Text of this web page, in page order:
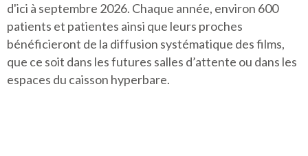
d'ici à septembre 2026. Chaque année, environ 600
patients et patientes ainsi que leurs proches
bénéficieront de la diffusion systématique des films,
que ce soit dans les futures salles d’attente ou dans les
espaces du caisson hyperbare.